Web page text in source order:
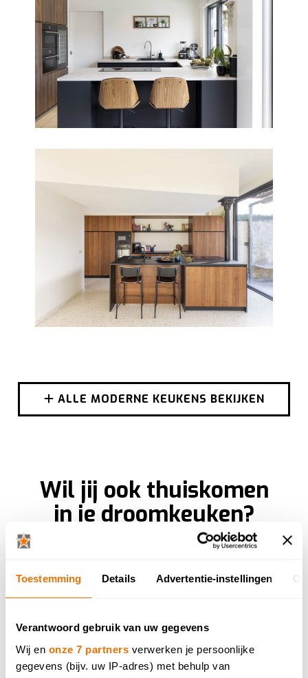
Toestemming Details Advertentie-instellingen
Verantwoord gebruik van uw gegevens
Wij en onze 7 partners verwerken je persoonlijke
gegevens (bijv. uw IP-adres) met behulp van
ALLE MODERNE KEUKENS BEKIJKEN
Wil jij ook thuiskomen
in je droomkeuken?
Laat een fotorealistisch ontwerp van je
toonzalen. Bekijk hem nadien in
Virtual Reality.
IK MAAK EEN AFSPRAAK